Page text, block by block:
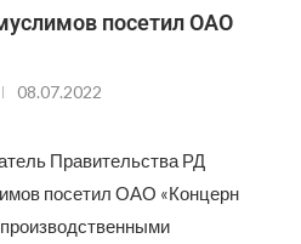
посетил ОАО
08.07.2022
Правительства РД
посетил ОАО «Концерн